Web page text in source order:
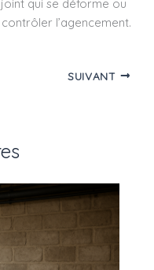
qui se déforme ou
l’agencement.
SUIVANT